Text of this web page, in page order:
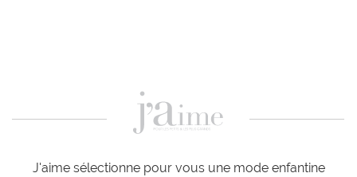
J'aime sélectionne pour vous une mode enfantine